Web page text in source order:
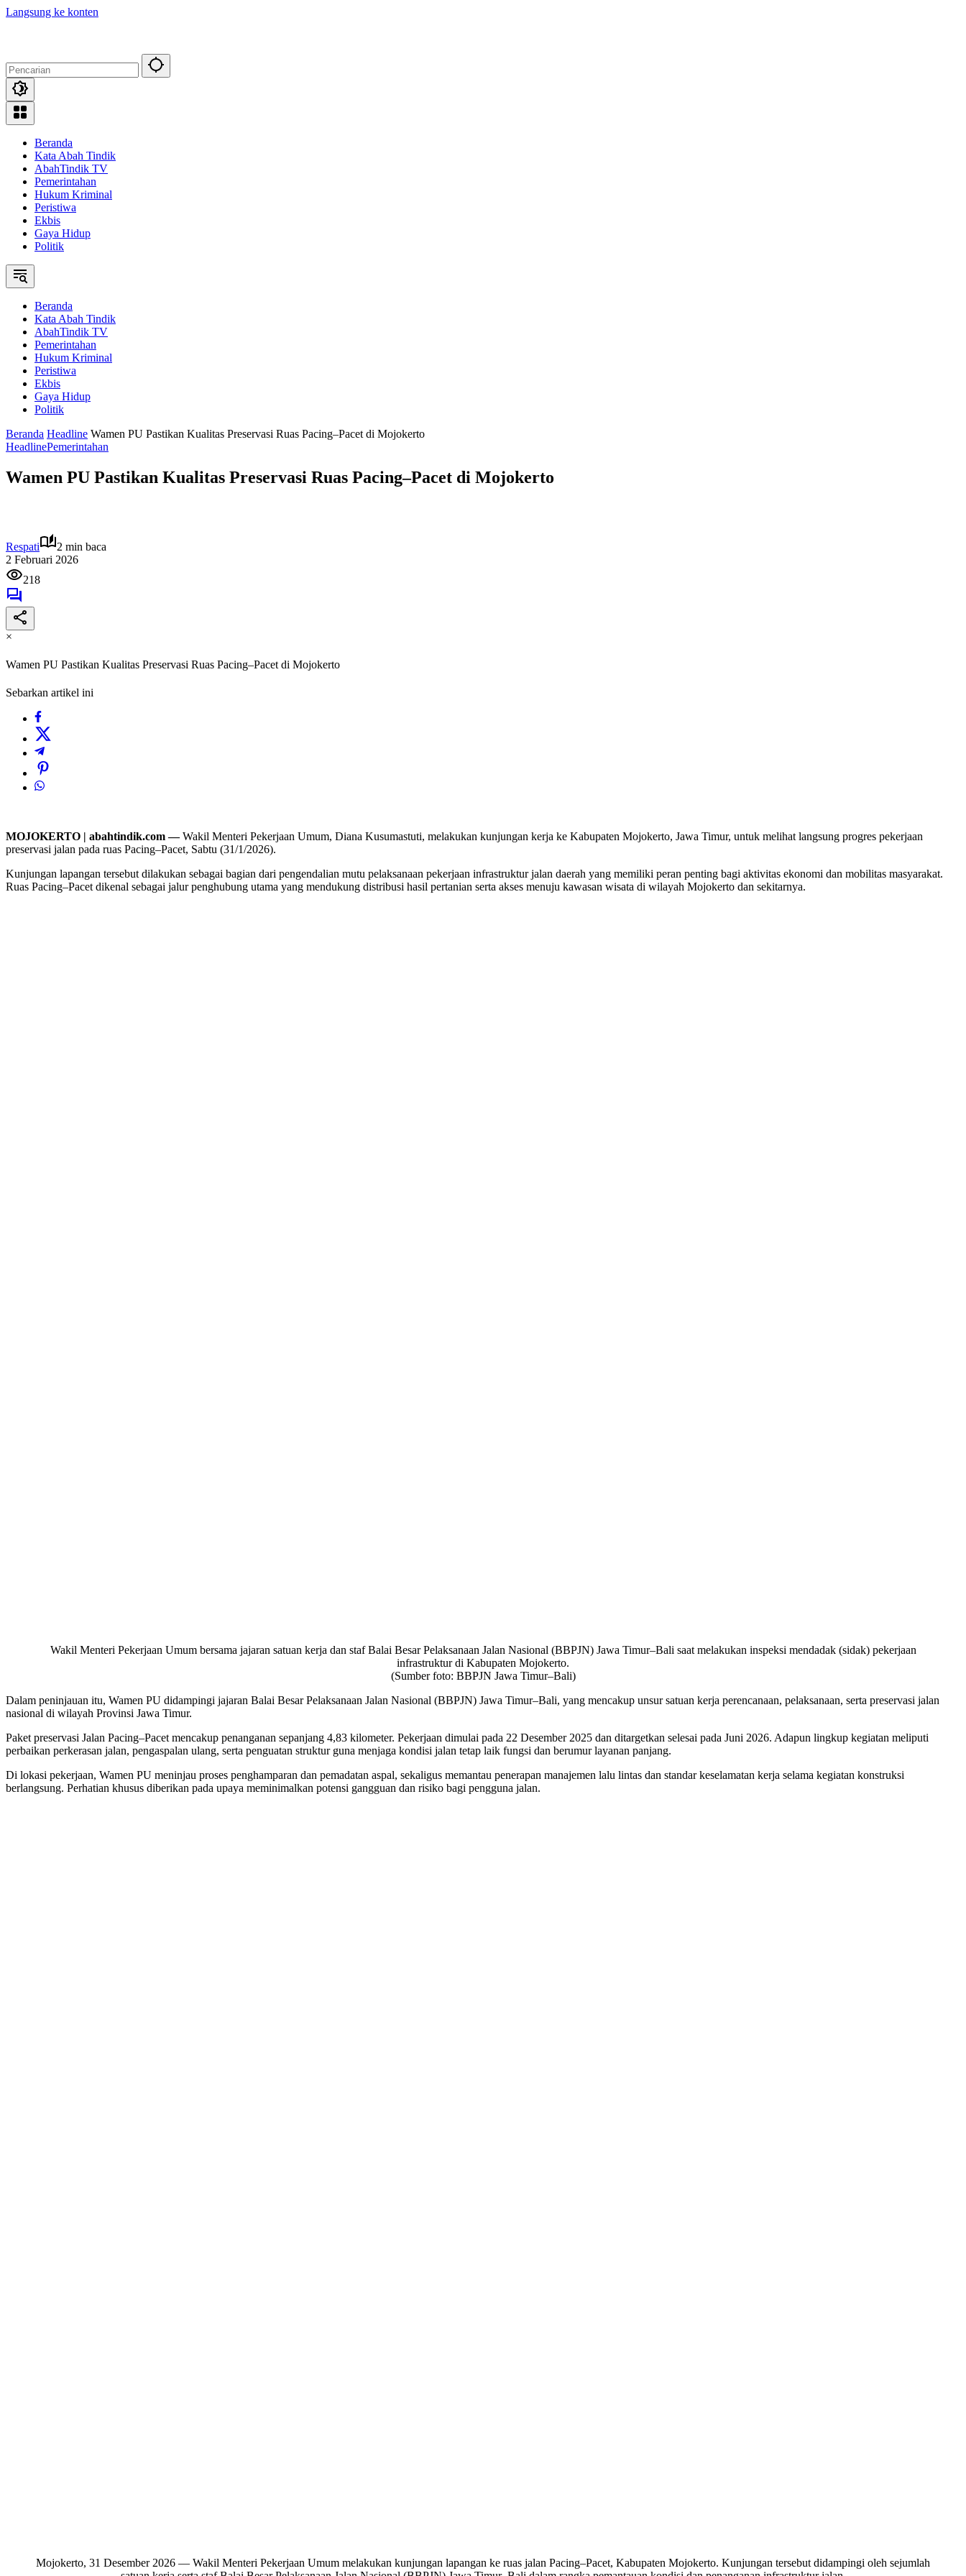
Langsung ke konten
Beranda
Kata Abah Tindik
AbahTindik TV
Pemerintahan
Hukum Kriminal
Peristiwa
Ekbis
Gaya Hidup
Politik
Beranda
Kata Abah Tindik
AbahTindik TV
Pemerintahan
Hukum Kriminal
Peristiwa
Ekbis
Gaya Hidup
Politik
Beranda Headline Wamen PU Pastikan Kualitas Preservasi Ruas Pacing–Pacet di Mojokerto
HeadlinePemerintahan
Wamen PU Pastikan Kualitas Preservasi Ruas Pacing–Pacet di Mojokerto
Respati
2 min baca
2 Februari 2026
218
×
Wamen PU Pastikan Kualitas Preservasi Ruas Pacing–Pacet di Mojokerto
Sebarkan artikel ini
MOJOKERTO | abahtindik.com —Wakil Menteri Pekerjaan Umum, Diana Kusumastuti, melakukan kunjungan kerja ke Kabupaten Mojokerto, Jawa Timur, untuk melihat langsung progres pekerjaan
preservasi jalan pada ruas Pacing–Pacet, Sabtu (31/1/2026).
Kunjungan lapangan tersebut dilakukan sebagai bagian dari pengendalian mutu pelaksanaan pekerjaan infrastruktur jalan daerah yang memiliki peran penting bagi aktivitas ekonomi dan mobilitas masyarakat.
Ruas Pacing–Pacet dikenal sebagai jalur penghubung utama yang mendukung distribusi hasil pertanian serta akses menuju kawasan wisata di wilayah Mojokerto dan sekitarnya.
Wakil Menteri Pekerjaan Umum bersama jajaran satuan kerja dan staf Balai Besar Pelaksanaan Jalan Nasional (BBPJN) Jawa Timur–Bali saat melakukan inspeksi mendadak (sidak) pekerjaan
infrastruktur di Kabupaten Mojokerto.
(Sumber foto: BBPJN Jawa Timur–Bali)
Dalam peninjauan itu, Wamen PU didampingi jajaran Balai Besar Pelaksanaan Jalan Nasional (BBPJN) Jawa Timur–Bali, yang mencakup unsur satuan kerja perencanaan, pelaksanaan, serta preservasi jalan
nasional di wilayah Provinsi Jawa Timur.
Paket preservasi Jalan Pacing–Pacet mencakup penanganan sepanjang 4,83 kilometer. Pekerjaan dimulai pada 22 Desember 2025 dan ditargetkan selesai pada Juni 2026. Adapun lingkup kegiatan meliputi
perbaikan perkerasan jalan, pengaspalan ulang, serta penguatan struktur guna menjaga kondisi jalan tetap laik fungsi dan berumur layanan panjang.
Di lokasi pekerjaan, Wamen PU meninjau proses penghamparan dan pemadatan aspal, sekaligus memantau penerapan manajemen lalu lintas dan standar keselamatan kerja selama kegiatan konstruksi
berlangsung. Perhatian khusus diberikan pada upaya meminimalkan potensi gangguan dan risiko bagi pengguna jalan.
Mojokerto, 31 Desember 2026 — Wakil Menteri Pekerjaan Umum melakukan kunjungan lapangan ke ruas jalan Pacing–Pacet, Kabupaten Mojokerto. Kunjungan tersebut didampingi oleh sejumlah